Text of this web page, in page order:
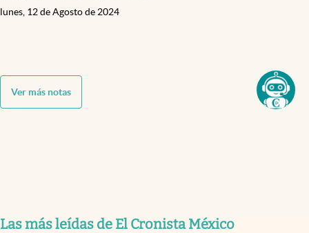
lunes, 12 de Agosto de 2024
Ver más notas
Las más leídas de El Cronista México